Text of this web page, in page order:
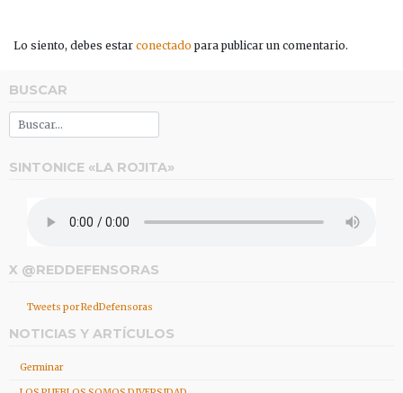
Lo siento, debes estar conectado para publicar un comentario.
BUSCAR
SINTONICE «LA ROJITA»
X @REDDEFENSORAS
Tweets por RedDefensoras
NOTICIAS Y ARTÍCULOS
Germinar